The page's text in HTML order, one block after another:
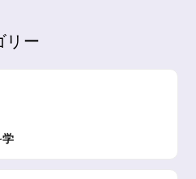
リー